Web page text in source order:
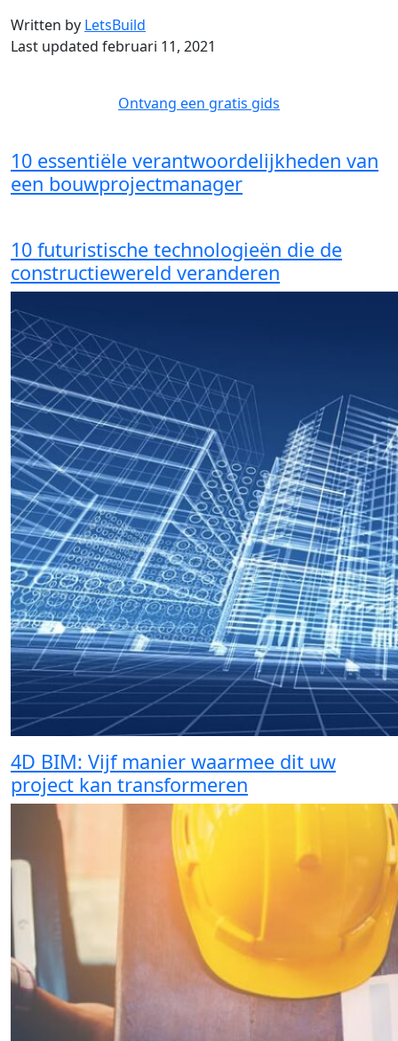
Written by LetsBuild
Last updated februari 11, 2021
Ontvang een gratis gids
10 essentiële verantwoordelijkheden van
een bouwprojectmanager
10 futuristische technologieën die de
constructiewereld veranderen
4D BIM: Vijf manier waarmee dit uw
project kan transformeren